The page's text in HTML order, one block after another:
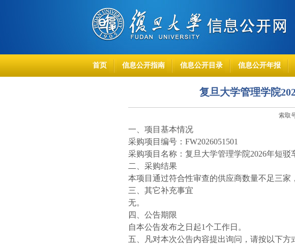
首页 信息公开指南 信息公开目录 信息公开年报
复旦大学管理学院
索取
一、项目基本情况
采购项目编号：FW2026051501
采购项目名称：复旦大学管理学院2026年短驳
二、采购结果
本项目通过符合性审查的供应商数量不足三家
三、其它补充事宜
无。
四、公告期限
自本公告发布之日起1个工作日。
五、凡对本次公告内容提出询问，请按以下方